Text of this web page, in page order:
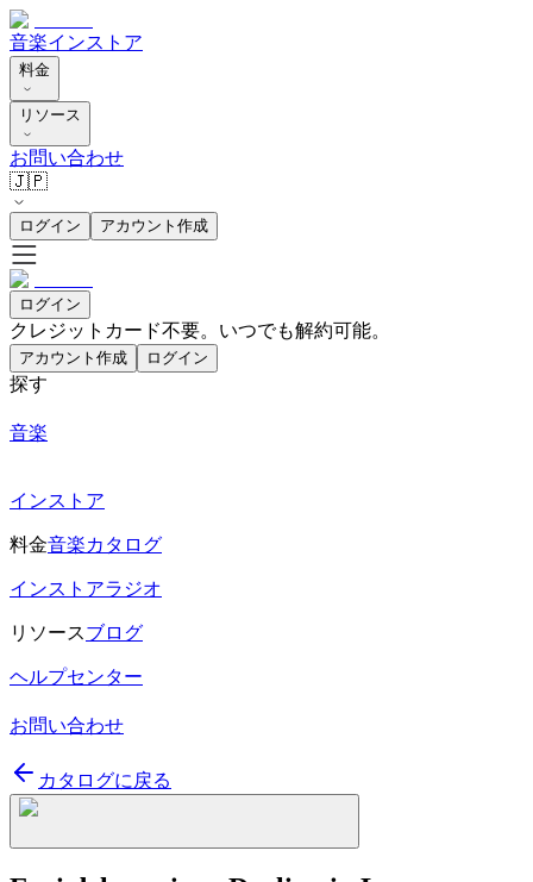
音楽インストア
料金
リソース
お問い合わせ
🇯🇵
ログイン アカウント作成
ログイン
クレジットカード不要。いつでも解約可能。
アカウント作成 ログイン
探す
音楽
インストア
料金音楽カタログ
インストアラジオ
リソースブログ
ヘルプセンター
お問い合わせ
カタログに戻る